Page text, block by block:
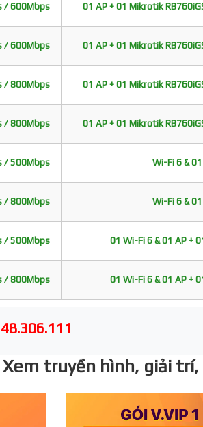
/ 600Mbps 01 AP + 01 Mikrotik
/ 600Mbps 01 AP + 01 Mikrotik
/ 800Mbps 01 AP + 01 Mikrotik
/ 800Mbps 01 AP + 01 Mikrotik
/ 500Mbps Wi-Fi 6 &
/ 800Mbps Wi-Fi 6 &
/ 500Mbps 01 Wi-Fi 6 & 01 AP +
/ 800Mbps 01 Wi-Fi 6 & 01 AP +
Xem truyền hình, giải